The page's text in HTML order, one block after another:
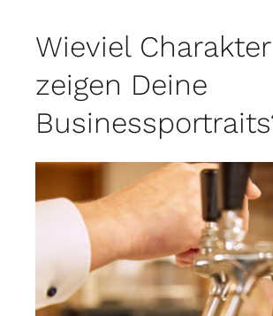
Wieviel Charakter
zeigen Deine